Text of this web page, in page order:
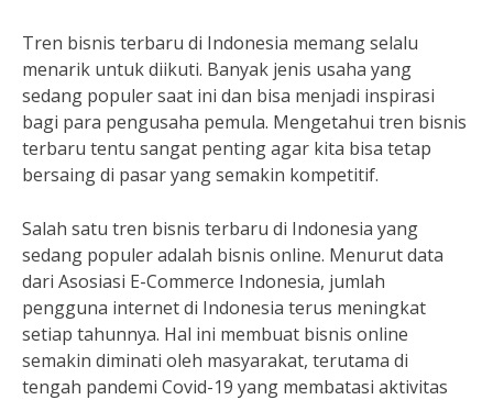
Tren bisnis terbaru di Indonesia memang selalu
menarik untuk diikuti. Banyak jenis usaha yang
sedang populer saat ini dan bisa menjadi inspirasi
bagi para pengusaha pemula. Mengetahui tren bisnis
terbaru tentu sangat penting agar kita bisa tetap
bersaing di pasar yang semakin kompetitif.
Salah satu tren bisnis terbaru di Indonesia yang
sedang populer adalah bisnis online. Menurut data
dari Asosiasi E-Commerce Indonesia, jumlah
pengguna internet di Indonesia terus meningkat
setiap tahunnya. Hal ini membuat bisnis online
semakin diminati oleh masyarakat, terutama di
tengah pandemi Covid-19 yang membatasi aktivitas